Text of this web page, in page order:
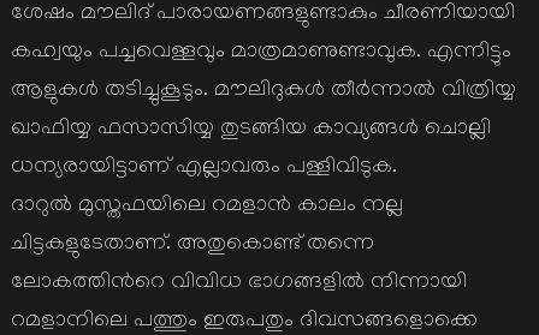
ശേഷം മൗലിദ് പാരായണങ്ങളുണ്ടാകും ചീരണിയായി
കഹ്വയും പച്ചവെള്ളവും മാത്രമാണുണ്ടാവുക. എന്നിട്ടും
ആളുകള്‍ തടിച്ചുകൂടും. മൗലിദുകള്‍ തീര്‍ന്നാല്‍ വിത്രിയ്യ
ഖാഫിയ്യ ഫസാസിയ്യ തുടങ്ങിയ കാവ്യങ്ങള്‍ ചൊല്ലി
ധന്യരായിട്ടാണ് എല്ലാവരും പള്ളിവിടുക.
ദാറുല്‍ മുസ്തഫയിലെ റമളാന്‍ കാലം നല്ല
ചിട്ടകളുടേതാണ്. അതുകൊണ്ട് തന്നെ
ലോകത്തിന്‍റെ വിവിധ ഭാഗങ്ങളില്‍ നിന്നായി
റമളാനിലെ പത്തും ഇരുപതും ദിവസങ്ങളൊക്കെ